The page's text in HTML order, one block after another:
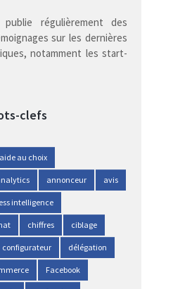
régulièrement des
sur les dernières
notamment les start-
clefs
aide au choix
annonceur avis
intelligence
chiffres ciblage
configurateur délégation
Facebook